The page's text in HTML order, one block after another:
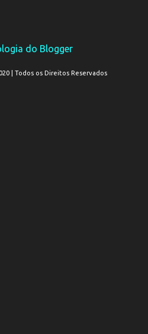
do Blogger
| Todos os Direitos Reservados